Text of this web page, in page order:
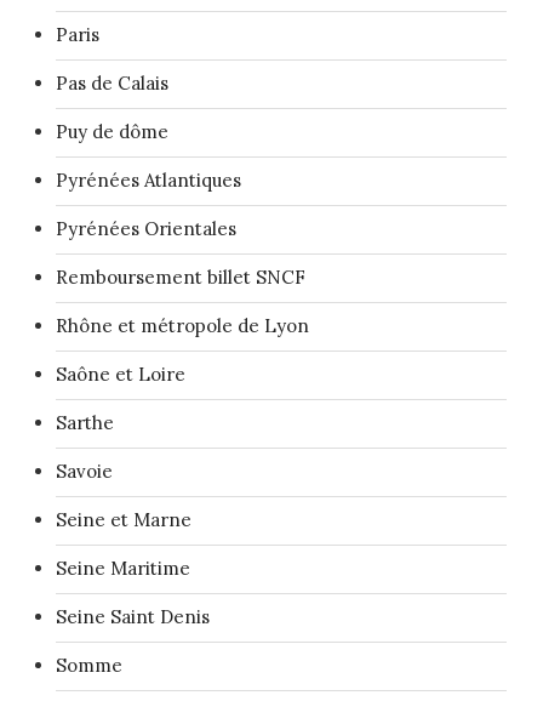
Paris
Pas de Calais
Puy de dôme
Pyrénées Atlantiques
Pyrénées Orientales
Remboursement billet SNCF
Rhône et métropole de Lyon
Saône et Loire
Sarthe
Savoie
Seine et Marne
Seine Maritime
Seine Saint Denis
Somme